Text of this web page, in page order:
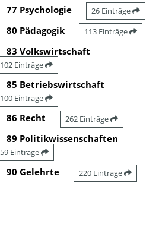
77 Psychologie 26 Einträge
80 Pädagogik 113 Einträge
83 Volkswirtschaft
102 Einträge
85 Betriebswirtschaft
100 Einträge
86 Recht 262 Einträge
89 Politikwissenschaften
59 Einträge
90 Gelehrte 220 Einträge